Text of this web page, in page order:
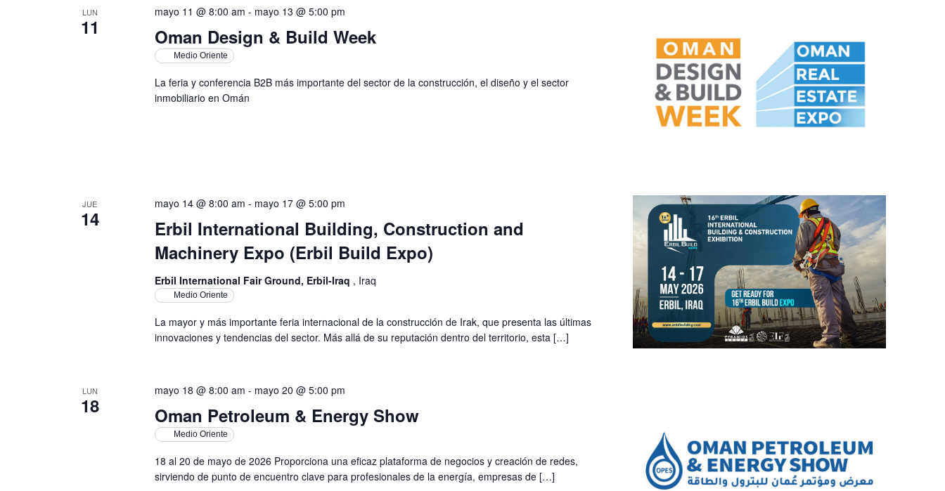
LUN
11 Oman Design & Build Week
mayo 11 @ 8:00 am - mayo 13 @ 5:00 pm
Medio Oriente
La feria y conferencia B2B más importante del sector de la construcción, el diseño y el sector
inmobiliario en Omán
JUE
14
Erbil International Building, Construction and
Machinery Expo (Erbil Build Expo)
mayo 14 @ 8:00 am - mayo 17 @ 5:00 pm
Erbil International Fair Ground, Erbil-Iraq , Iraq
Medio Oriente
La mayor y más importante feria internacional de la construcción de Irak, que presenta las últimas
innovaciones y tendencias del sector. Más allá de su reputación dentro del territorio, esta […]
LUN
18 Oman Petroleum & Energy Show
mayo 18 @ 8:00 am - mayo 20 @ 5:00 pm
Medio Oriente
18 al 20 de mayo de 2026 Proporciona una eficaz plataforma de negocios y creación de redes,
sirviendo de punto de encuentro clave para profesionales de la energía, empresas de […]